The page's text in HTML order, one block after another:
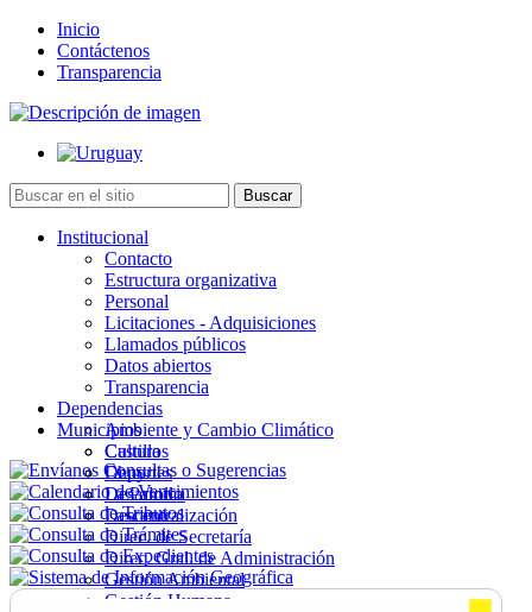
Inicio
Contáctenos
Transparencia
Institucional
Contacto
Estructura organizativa
Personal
Licitaciones - Adquisiciones
Llamados públicos
Datos abiertos
Transparencia
Dependencias
Ambiente y Cambio Climático
Cultura
Deportes
Desarrollo
Descentralización
Direc. de Secretaría
Direc. Gral. de Administración
Gestión Ambiental
Gestión Humana
Municipios
Castillos
Chuy
La Paloma
Lascano